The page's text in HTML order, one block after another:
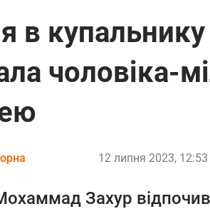
в
чоловіка-
12 липня 2023, 12:53
Захур